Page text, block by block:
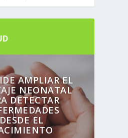
AMPLIAR EL
NEONATAL
DETECTAR
DESDE EL